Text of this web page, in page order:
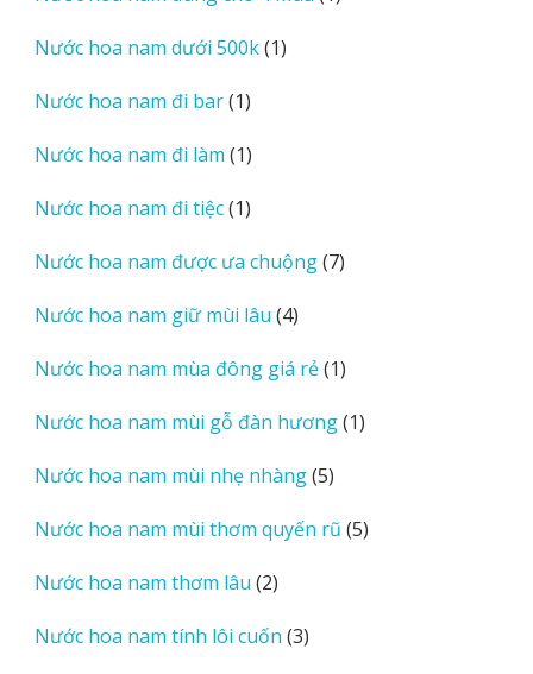
Nước hoa nam dưới 500k 11
Nước hoa nam đi bar 11
phẩm
Nước hoa nam đi làm 11
phẩm
Nước hoa nam đi tiệc 11
phẩm
Nước hoa nam được ưa chuộng 77
Nước hoa nam giữ mùi lâu 44
phẩm
Nước hoa nam mùa đông giá rẻ 11
phẩm
Nước hoa nam mùi gỗ đàn hương 11
Nước hoa nam mùi nhẹ nhàng 55
phẩm
Nước hoa nam mùi thơm quyến rũ 55
Nước hoa nam thơm lâu 22
phẩm
Nước hoa nam tính lôi cuốn 33